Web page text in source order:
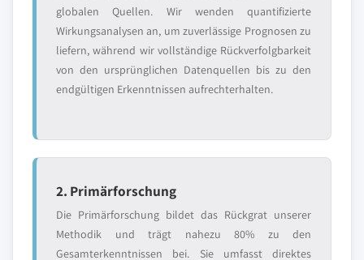
globalen Quellen. Wir wenden quantifizierte
Wirkungsanalysen an, um zuverlässige Prognosen zu
liefern, während wir vollständige Rückverfolgbarkeit
von den ursprünglichen Datenquellen bis zu den
endgültigen Erkenntnissen aufrechterhalten.
2. Primärforschung
Die Primärforschung bildet das Rückgrat unserer
Methodik und trägt nahezu 80% zu den
Gesamterkenntnissen bei. Sie umfasst direktes